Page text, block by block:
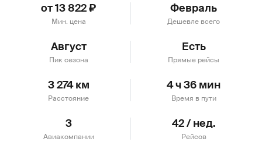
от 13 822 ₽
Мин. цена
Февраль
Дешевле всего
Август
Пик сезона
Есть
Прямые рейсы
3 274 км
Расстояние
4 ч 36 мин
Время в пути
3
Авиакомпании
42 / нед.
Рейсов